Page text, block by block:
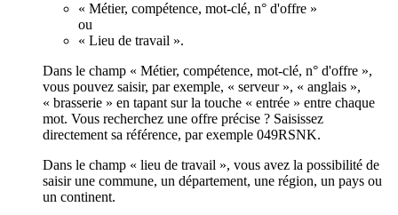
« Métier, compétence, mot-clé, n° d'offre »
ou
« Lieu de travail ».
Dans le champ « Métier, compétence, mot-clé, n° d'offre »,
vous pouvez saisir, par exemple, « serveur », « anglais »,
« brasserie » en tapant sur la touche « entrée » entre chaque
mot. Vous recherchez une offre précise ? Saisissez
directement sa référence, par exemple 049RSNK.
Dans le champ « lieu de travail », vous avez la possibilité de
saisir une commune, un département, une région, un pays ou
un continent.